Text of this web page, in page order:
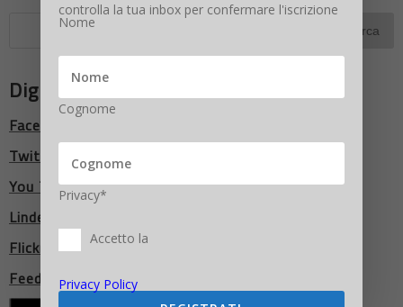
Digitalic Network
Facebook
Twitter
You Tube
LindedIn
Flickr
Feed RSS
controlla la tua inbox per confermare l'iscrizione
Nome
Cognome
Privacy*
Accetto la
Privacy Policy